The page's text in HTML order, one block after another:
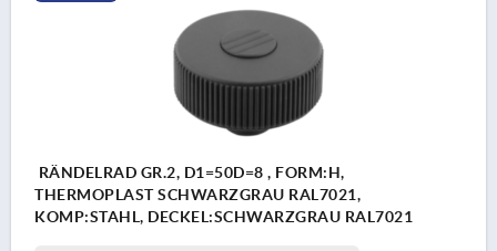
RÄNDELRAD GR.2, D1=50D=8 , FORM:H,
THERMOPLAST SCHWARZGRAU RAL7021,
KOMP:STAHL, DECKEL:SCHWARZGRAU RAL7021